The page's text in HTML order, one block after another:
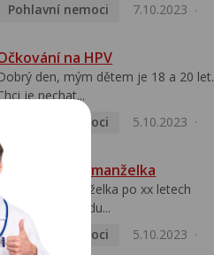
Pohlavní nemoci
7.10.2023
na HPV
den, mým dětem je 18 a 20 let.
je nechat...
Pohlavní nemoci
5.10.2023
pozitivní manželka
Dobrý den, manželka po xx letech
přivezla z Východu...
Pohlavní nemoci
5.10.2023